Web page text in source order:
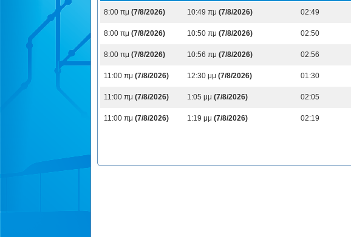
8:00 πμ (7/8/2026) 10:49 πμ (7/8/2026) 02:49
8:00 πμ (7/8/2026) 10:50 πμ (7/8/2026) 02:50
8:00 πμ (7/8/2026) 10:56 πμ (7/8/2026) 02:56
11:00 πμ (7/8/2026) 12:30 μμ (7/8/2026) 01:30
11:00 πμ (7/8/2026) 1:05 μμ (7/8/2026) 02:05
11:00 πμ (7/8/2026) 1:19 μμ (7/8/2026) 02:19